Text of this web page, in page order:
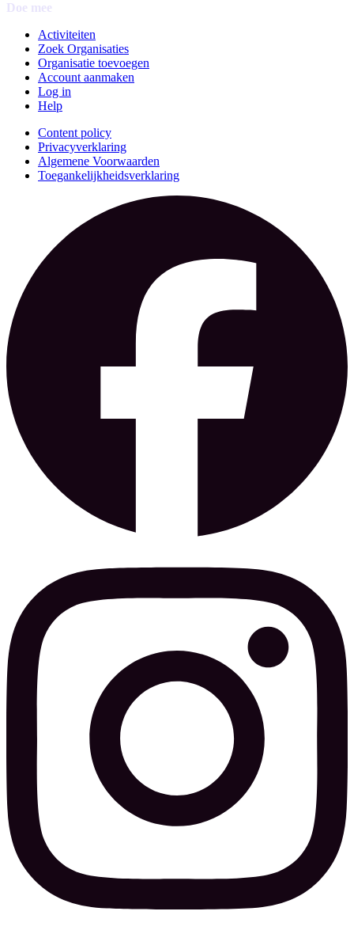
Doe mee
Activiteiten
Zoek Organisaties
Organisatie toevoegen
Account aanmaken
Log in
Help
Content policy
Privacyverklaring
Algemene Voorwaarden
Toegankelijkheidsverklaring